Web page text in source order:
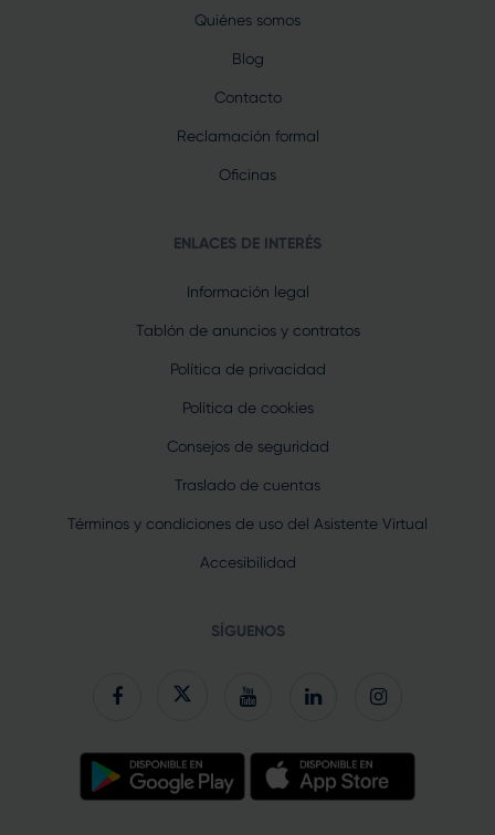
Quiénes somos
Blog
Contacto
Reclamación formal
Oficinas
ENLACES DE INTERÉS
Información legal
Tablón de anuncios y contratos
Política de privacidad
Política de cookies
Consejos de seguridad
Traslado de cuentas
Términos y condiciones de uso del Asistente Virtual
Accesibilidad
SÍGUENOS